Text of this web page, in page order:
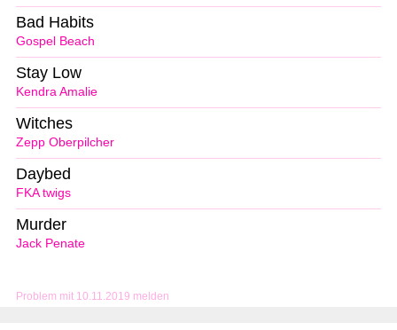
Problem mit 10.11.2019 melden
Gospel Beach
Bad Habits
Kendra Amalie
Stay Low
Zepp Oberpilcher
Witches
FKA twigs
Daybed
Jack Penate
Murder